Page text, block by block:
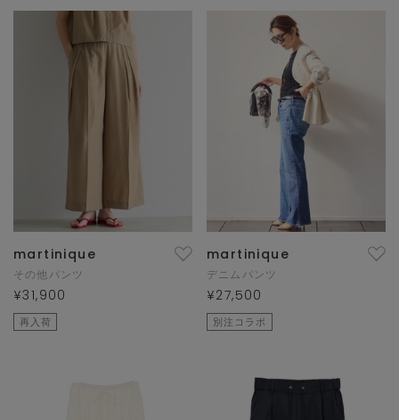
martinique
その他パンツ
¥31,900
再入荷
martinique
デニムパンツ
¥27,500
別注コラボ